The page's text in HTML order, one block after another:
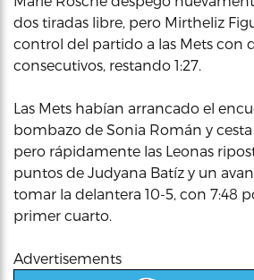
dos tiradas libre, pero Mirtheliz
control del partido a las Mets con
consecutivos, restando 1:27.
Las Mets habían arrancado el
bombazo de Sonia Román y
pero rápidamente las Leonas
puntos de Judyana Batíz y un
tomar la delantera 10-5, con 7:48
primer cuarto.
Advertisements